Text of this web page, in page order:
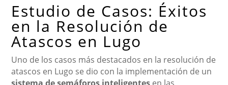
Estudio de Casos: Éxitos
en la Resolución de
Atascos en Lugo
Uno de los casos más destacados en la resolución de
atascos en Lugo se dio con la implementación de un